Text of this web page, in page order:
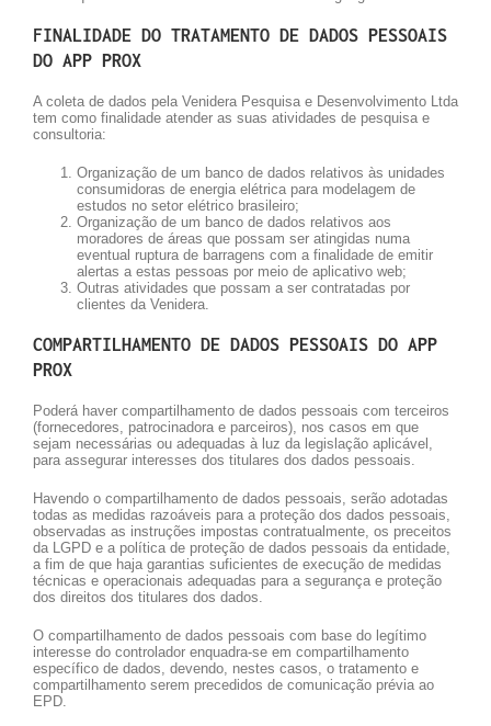
FINALIDADE DO TRATAMENTO DE DADOS PESSOAIS
DO APP PROX
A coleta de dados pela Venidera Pesquisa e Desenvolvimento Ltda
tem como finalidade atender as suas atividades de pesquisa e
consultoria:
Organização de um banco de dados relativos às unidades
consumidoras de energia elétrica para modelagem de
estudos no setor elétrico brasileiro;
Organização de um banco de dados relativos aos
moradores de áreas que possam ser atingidas numa
eventual ruptura de barragens com a finalidade de emitir
alertas a estas pessoas por meio de aplicativo web;
Outras atividades que possam a ser contratadas por
clientes da Venidera.
COMPARTILHAMENTO DE DADOS PESSOAIS DO APP
PROX
Poderá haver compartilhamento de dados pessoais com terceiros
(fornecedores, patrocinadora e parceiros), nos casos em que
sejam necessárias ou adequadas à luz da legislação aplicável,
para assegurar interesses dos titulares dos dados pessoais.
Havendo o compartilhamento de dados pessoais, serão adotadas
todas as medidas razoáveis para a proteção dos dados pessoais,
observadas as instruções impostas contratualmente, os preceitos
da LGPD e a política de proteção de dados pessoais da entidade,
a fim de que haja garantias suficientes de execução de medidas
técnicas e operacionais adequadas para a segurança e proteção
dos direitos dos titulares dos dados.
O compartilhamento de dados pessoais com base do legítimo
interesse do controlador enquadra-se em compartilhamento
específico de dados, devendo, nestes casos, o tratamento e
compartilhamento serem precedidos de comunicação prévia ao
EPD.